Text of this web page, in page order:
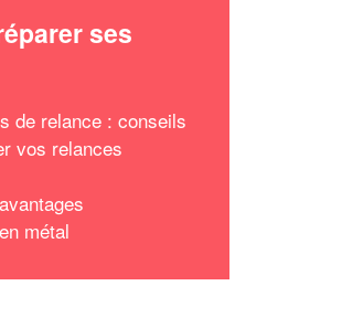
ses
de relance : conseils
vos relances
métal